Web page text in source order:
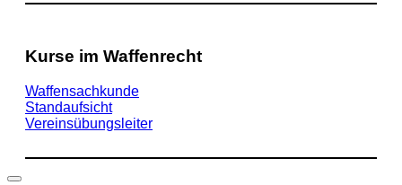
Kurse im Waffenrecht
Waffensachkunde
Standaufsicht
Vereinsübungsleiter